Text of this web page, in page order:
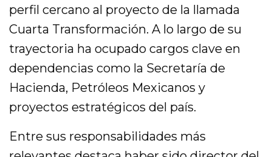
perfil cercano al proyecto de la llamada
Cuarta Transformación. A lo largo de su
trayectoria ha ocupado cargos clave en
dependencias como la Secretaría de
Hacienda, Petróleos Mexicanos y
proyectos estratégicos del país.
Entre sus responsabilidades más